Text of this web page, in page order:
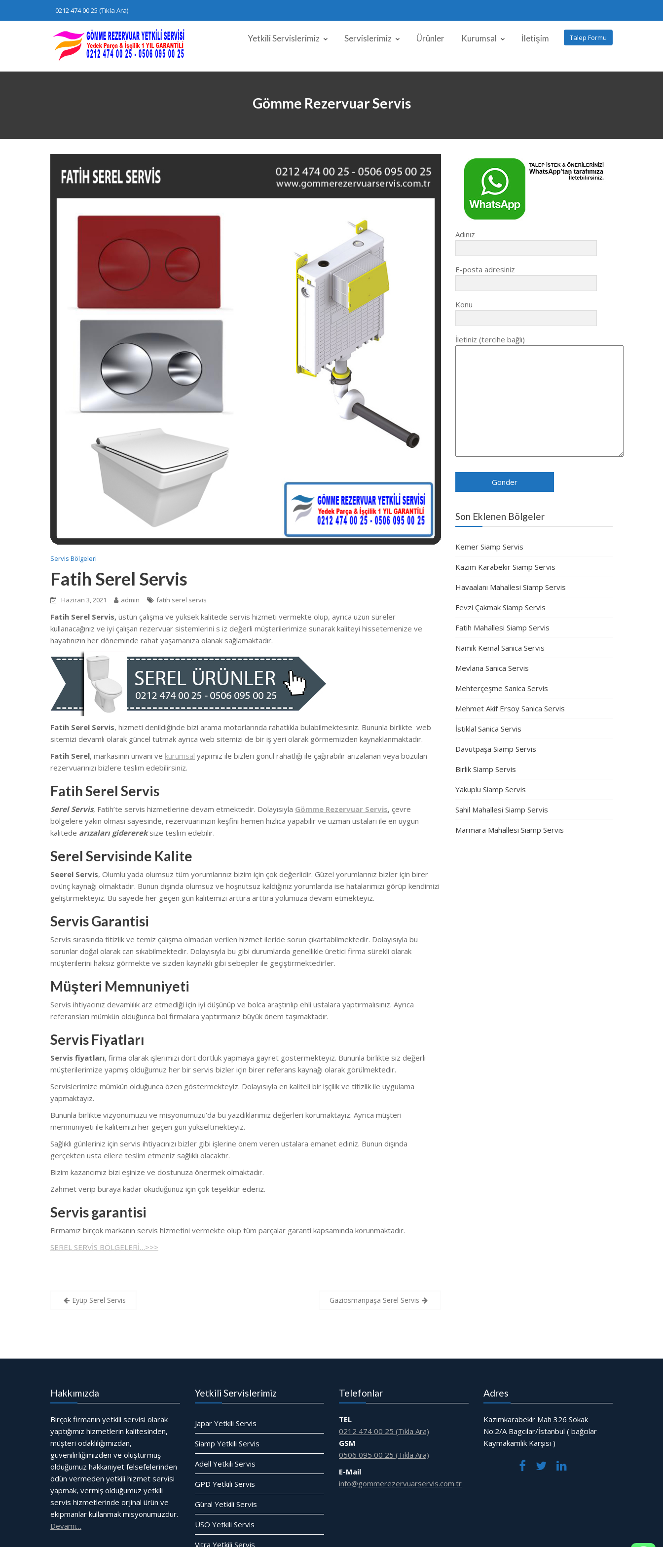
0212 474 00 25 (Tıkla Ara)
Talep Formu
Yetkili Servislerimiz Servislerimiz Ürünler Kurumsal İletişim
Gömme Rezervuar Servis
Servis Bölgeleri
Fatih Serel Servis
Haziran 3, 2021 admin fatih serel servis
Fatih Serel Servis, üstün çalışma ve yüksek kalitede servis hizmeti vermekte olup, ayrıca uzun süreler
kullanacağınız ve iyi çalışan rezervuar sistemlerini s iz değerli müşterilerimize sunarak kaliteyi hissetemenize ve
hayatınızın her döneminde rahat yaşamanıza olanak sağlamaktadır.
Fatih Serel Servis, hizmeti denildiğinde bizi arama motorlarında rahatlıkla bulabilmektesiniz. Bununla birlikte web
sitemizi devamlı olarak güncel tutmak ayrıca web sitemizi de bir iş yeri olarak görmemizden kaynaklanmaktadır.
Fatih Serel, markasının ünvanı ve kurumsal yapımız ile bizleri gönül rahatlığı ile çağırabilir arızalanan veya bozulan
rezervuarınızı bizlere teslim edebilirsiniz.
Fatih Serel Servis
Serel Servis, Fatih’te servis hizmetlerine devam etmektedir. Dolayısıyla Gömme Rezervuar Servis, çevre
bölgelere yakın olması sayesinde, rezervuarınızın keşfini hemen hızlıca yapabilir ve uzman ustaları ile en uygun
kalitede arızaları giderereksize teslim edebilir.
Serel Servisinde Kalite
Seerel Servis, Olumlu yada olumsuz tüm yorumlarınız bizim için çok değerlidir. Güzel yorumlarınız bizler için birer
övünç kaynağı olmaktadır. Bunun dışında olumsuz ve hoşnutsuz kaldığınız yorumlarda ise hatalarımızı görüp kendimizi
geliştirmekteyiz. Bu sayede her geçen gün kalitemizi arttıra arttıra yolumuza devam etmekteyiz.
Servis Garantisi
Servis sırasında titizlik ve temiz çalışma olmadan verilen hizmet ileride sorun çıkartabilmektedir. Dolayısıyla bu
sorunlar doğal olarak can sıkabilmektedir. Dolayısıyla bu gibi durumlarda genellikle üretici firma sürekli olarak
müşterilerini haksız görmekte ve sizden kaynaklı gibi sebepler ile geçiştirmektedirler.
Müşteri Memnuniyeti
Servis ihtiyacınız devamlılık arz etmediği için iyi düşünüp ve bolca araştırılıp ehli ustalara yaptırmalısınız. Ayrıca
referansları mümkün olduğunca bol firmalara yaptırmanız büyük önem taşımaktadır.
Servis Fiyatları
Servis fiyatları, firma olarak işlerimizi dört dörtlük yapmaya gayret göstermekteyiz. Bununla birlikte siz değerli
müşterilerimize yapmış olduğumuz her bir servis bizler için birer referans kaynağı olarak görülmektedir.
Servislerimize mümkün olduğunca özen göstermekteyiz. Dolayısıyla en kaliteli bir işçilik ve titizlik ile uygulama
yapmaktayız.
Bununla birlikte vizyonumuzu ve misyonumuzu’da bu yazdıklarımız değerleri korumaktayız. Ayrıca müşteri
memnuniyeti ile kalitemizi her geçen gün yükseltmekteyiz.
Sağlıklı günleriniz için servis ihtiyacınızı bizler gibi işlerine önem veren ustalara emanet ediniz. Bunun dışında
gerçekten usta ellere teslim etmeniz sağlıklı olacaktır.
Bizim kazancımız bizi eşinize ve dostunuza önermek olmaktadır.
Zahmet verip buraya kadar okuduğunuz için çok teşekkür ederiz.
Servis garantisi
Firmamız birçok markanın servis hizmetini vermekte olup tüm parçalar garanti kapsamında korunmaktadır.
SEREL SERVİS BÖLGELERİ…>>>
YazıEyüp Serel Servis Gaziosmanpaşa Serel Servis
Adınız
E-posta adresiniz
Konu
İletiniz (tercihe bağlı)
Son Eklenen Bölgeler
Kemer Siamp Servis
Kazım Karabekir Siamp Servis
Havaalanı Mahallesi Siamp Servis
Fevzi Çakmak Siamp Servis
Fatih Mahallesi Siamp Servis
Namık Kemal Sanica Servis
Mevlana Sanica Servis
Mehterçeşme Sanica Servis
Mehmet Akif Ersoy Sanica Servis
İstiklal Sanica Servis
Davutpaşa Siamp Servis
Birlik Siamp Servis
Yakuplu Siamp Servis
Sahil Mahallesi Siamp Servis
Marmara Mahallesi Siamp Servis
Hakkımızda
Birçok firmanın yetkili servisi olarak
yaptığımız hizmetlerin kalitesinden,
müşteri odaklılığımızdan,
güvenilirliğimizden ve oluşturmuş
olduğumuz hakkaniyet felsefelerinden
ödün vermeden yetkili hizmet servisi
yapmak, vermiş olduğumuz yetkili
servis hizmetlerinde orjinal ürün ve
ekipmanlar kullanmak misyonumuzdur.
Devamı…
Yetkili Servislerimiz
Japar Yetkili Servis
Siamp Yetkili Servis
Adell Yetkili Servis
GPD Yetkili Servis
Güral Yetkili Servis
ÜSO Yetkili Servis
Vitra Yetkili Servis
Telefonlar
TEL
0212 474 00 25 (Tıkla Ara)
GSM
0506 095 00 25 (Tıkla Ara)
E-Mail
info@gommerezervuarservis.com.tr
Adres
Kazımkarabekir Mah 326 Sokak
No:2/A Bagcılar/İstanbul ( bağcılar
Kaymakamlık Karşısı )